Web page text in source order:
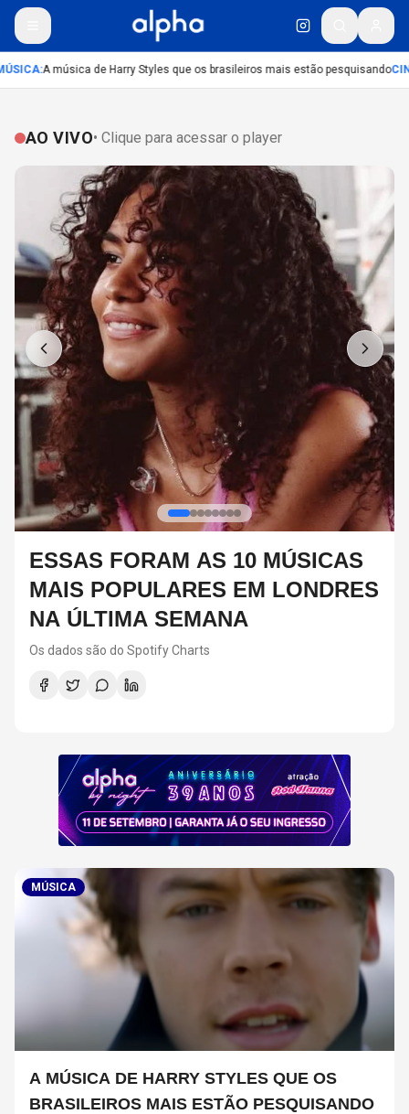
:A música de Harry Styles que os brasileiros mais estão pesquisando
AO VIVO• Clique para acessar o player
COM SHAKIRA NO TOPO, VEJA
AS MÚSICAS INTERNACIONAIS
MAIS OUVIDAS EM SP NA
ÚLTIMA SEMANA
Os dados são do Spotify Charts
MÚSICA
A MÚSICA DE HARRY STYLES QUE OS
BRASILEIROS MAIS ESTÃO PESQUISANDO